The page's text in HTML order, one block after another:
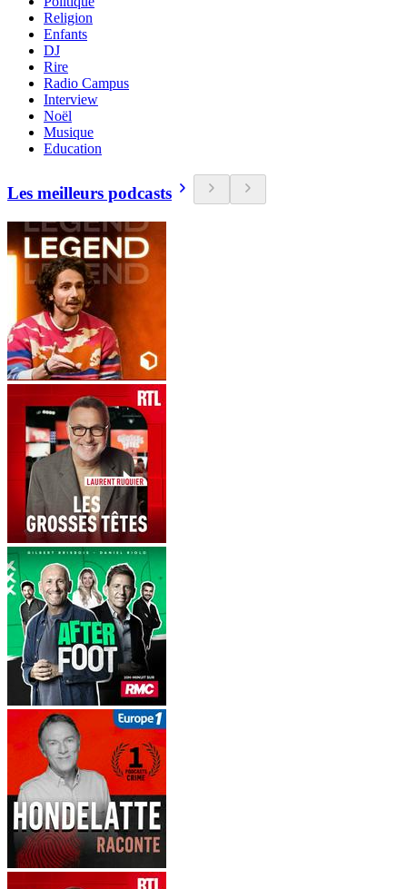
Religion
Enfants
DJ
Rire
Radio Campus
Interview
Noël
Musique
Education
Les meilleurs podcasts